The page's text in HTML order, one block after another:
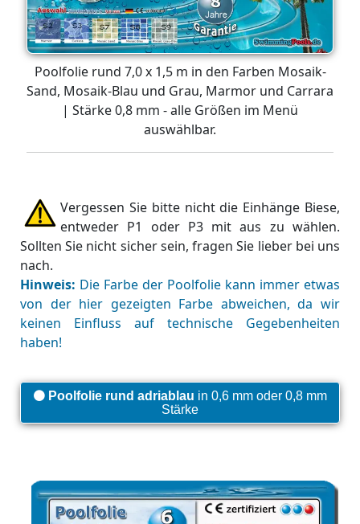
Poolfolie rund 7,0 x 1,5 m in den Farben Mosaik-
Sand, Mosaik-Blau und Grau, Marmor und Carrara
| Stärke 0,8 mm - alle Größen im Menü
auswählbar.
Vergessen Sie bitte nicht die Einhänge Biese,
entweder P1 oder P3 mit aus zu wählen.
Sollten Sie nicht sicher sein, fragen Sie lieber bei uns
nach.
Hinweis: Die Farbe der Poolfolie kann immer etwas
von der hier gezeigten Farbe abweichen, da wir
keinen Einfluss auf technische Gegebenheiten
haben!
Poolfolie rund adriablau in 0,6 mm oder 0,8 mm
Stärke